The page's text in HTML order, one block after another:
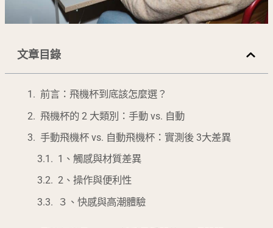
文章目錄
前言：飛機杯到底該怎麼選？
飛機杯的 2 大類別：手動 vs. 自動
手動飛機杯 vs. 自動飛機杯：實測後 3大差異
1、觸感與材質差異
2、操作與便利性
３、快感與高潮體驗